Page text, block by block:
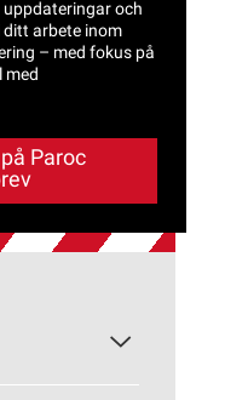
uppdateringar och
arbete inom
– med fokus på
med
Paroc